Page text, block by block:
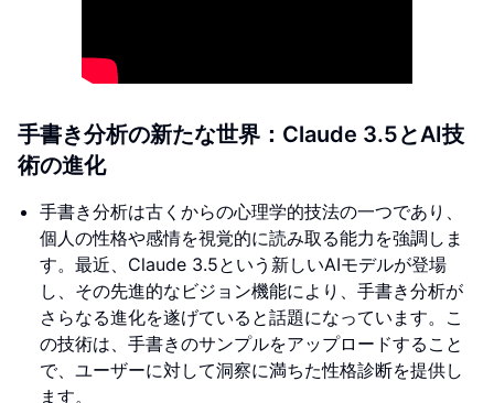
手書き分析の新たな世界：Claude 3.5とAI技
術の進化
手書き分析は古くからの心理学的技法の一つであり、
個人の性格や感情を視覚的に読み取る能力を強調しま
す。最近、Claude 3.5という新しいAIモデルが登場
し、その先進的なビジョン機能により、手書き分析が
さらなる進化を遂げていると話題になっています。こ
の技術は、手書きのサンプルをアップロードすること
で、ユーザーに対して洞察に満ちた性格診断を提供し
ます。